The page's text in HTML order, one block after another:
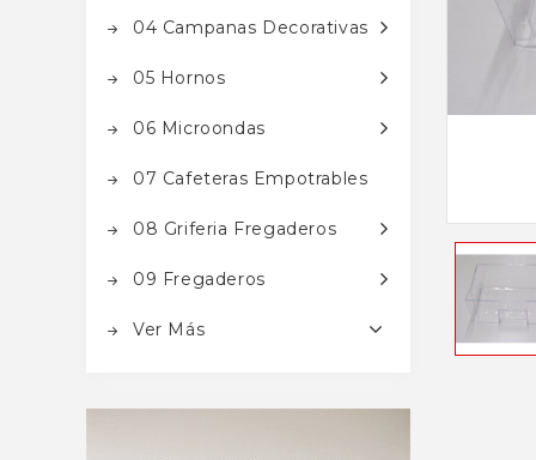
04 Campanas Decorativas
05 Hornos
06 Microondas
07 Cafeteras Empotrables
08 Griferia Fregaderos
09 Fregaderos
Ver Más